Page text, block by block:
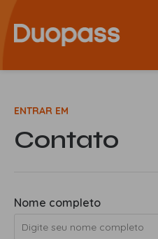
ENTRAR EM
Contato
Nome completo